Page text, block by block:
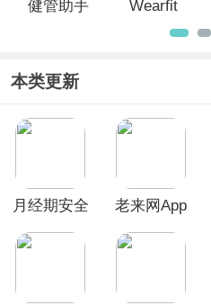
健管助手
Wearfit
pro智能手
本类更新
月经期安全
老来网App